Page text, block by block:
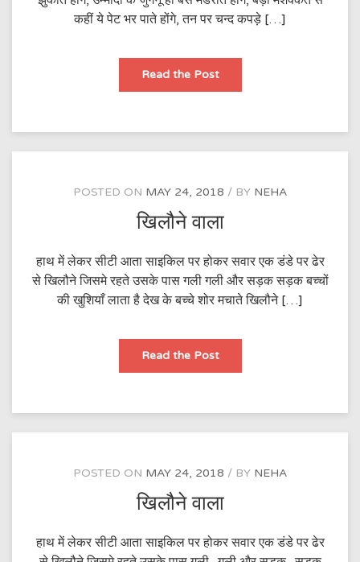
कहीं ये पेट भर पाते होंगे, तन पर चन्द कपड़े […]
Read the Postमजबूर
POSTED ON MAY 24, 2018 BY NEHA
खिलौने वाला
हाथ में लेकर सीटी आता साइकिल पर होकर सवार एक डंडे पर ढेर
से खिलौने जिसमे रहते उसके पास गली गली और सड़क सड़क बच्चों
की खुशियाँ लाता है देख के बच्चे शोर मचाते खिलौने […]
Read the Postखिलौने
POSTED ON MAY 24, 2018 BY NEHA
खिलौने वाला
हाथ में लेकर सीटी आता साइकिल पर होकर सवार एक डंडे पर ढेर